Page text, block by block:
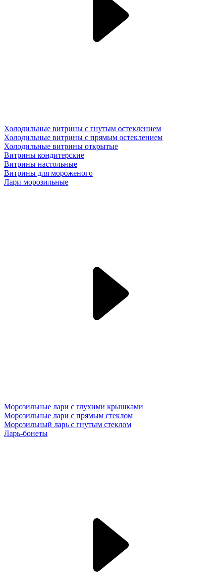
Холодильные витрины с гнутым остеклением
Холодильные витрины с прямым остеклением
Холодильные витрины открытые
Витрины кондитерские
Витрины настольные
Витрины для мороженого
Лари морозильные
Морозильные лари с глухими крышками
Морозильные лари с прямым стеклом
Морозильный ларь с гнутым стеклом
Ларь-бонеты